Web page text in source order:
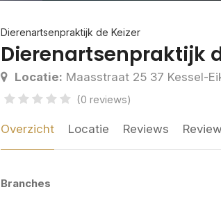
Dierenartsenpraktijk de Keizer
Dierenartsenpraktijk
Locatie: Maasstraat 25 37 Kessel-
(0 reviews)
Overzicht Locatie Reviews
Branches